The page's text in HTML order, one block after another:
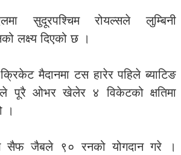
सुदूरपश्चिम रोयल्सले लुम्बिनी
लक्ष्य दिएको छ ।
क्रिकेट मैदानमा टस हारेर पहिले ब्याटिङ
पूरै ओभर खेलेर ४ विकेटको क्षतिमा
।
सैफ जैबले ९० रनको योगदान गरे ।